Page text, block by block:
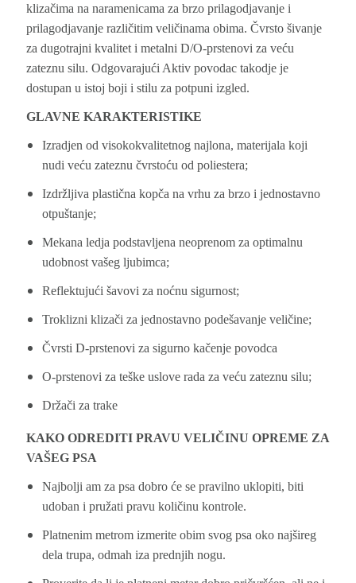
klizačima na naramenicama za brzo prilagodjavanje i
prilagodjavanje različitim veličinama obima. Čvrsto šivanje
za dugotrajni kvalitet i metalni D/O-prstenovi za veću
zateznu silu. Odgovarajući Aktiv povodac takodje je
dostupan u istoj boji i stilu za potpuni izgled.
GLAVNE KARAKTERISTIKE
Izradjen od visokokvalitetnog najlona, materijala koji
nudi veću zateznu čvrstoću od poliestera;
Izdržljiva plastična kopča na vrhu za brzo i jednostavno
otpuštanje;
Mekana ledja podstavljena neoprenom za optimalnu
udobnost vašeg ljubimca;
Reflektujući šavovi za noćnu sigurnost;
Troklizni klizači za jednostavno podešavanje veličine;
Čvrsti D-prstenovi za sigurno kačenje povodca
O-prstenovi za teške uslove rada za veću zateznu silu;
Držači za trake
KAKO ODREDITI PRAVU VELIČINU OPREME ZA
VAŠEG PSA
Najbolji am za psa dobro će se pravilno uklopiti, biti
udoban i pružati pravu količinu kontrole.
Platnenim metrom izmerite obim svog psa oko najšireg
dela trupa, odmah iza prednjih nogu.